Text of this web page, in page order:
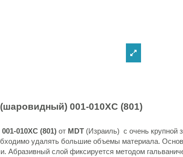
(шаровидный) 001-010XC (801)
001-010XC (801) от MDT (Израиль) с очень крупной
удалять большие объемы материала.
Абразивный слой фиксируется методом